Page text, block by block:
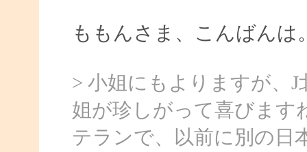
ももんさま、こんばんは
> 小姐にもよりますが、
姐が珍しがって喜びます
テランで、以前に別の日